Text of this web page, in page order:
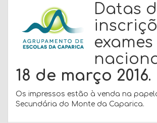
Datas
exames
18 de março 2016.
Os impressos estão à venda na
Secundária do Monte da Caparica.